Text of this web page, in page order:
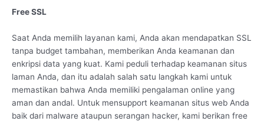
Free SSL
Saat Anda memilih layanan kami, Anda akan mendapatkan SSL
tanpa budget tambahan, memberikan Anda keamanan dan
enkripsi data yang kuat. Kami peduli terhadap keamanan situs
laman Anda, dan itu adalah salah satu langkah kami untuk
memastikan bahwa Anda memiliki pengalaman online yang
aman dan andal. Untuk mensupport keamanan situs web Anda
baik dari malware ataupun serangan hacker, kami berikan free